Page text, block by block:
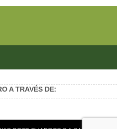
A TRAVÉS DE: